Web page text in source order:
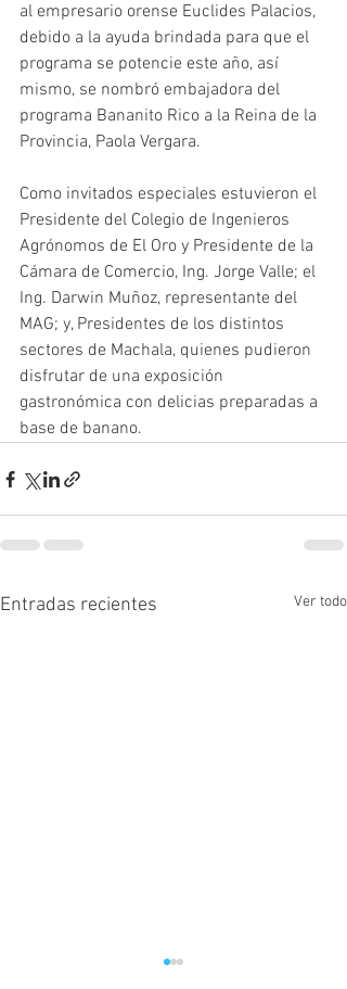
al empresario orense Euclides Palacios,
debido a la ayuda brindada para que el
programa se potencie este año, así
mismo, se nombró embajadora del
programa Bananito Rico a la Reina de la
Provincia, Paola Vergara.
Como invitados especiales estuvieron el
Presidente del Colegio de Ingenieros
Agrónomos de El Oro y Presidente de la
Cámara de Comercio, Ing. Jorge Valle; el
Ing. Darwin Muñoz, representante del
MAG; y, Presidentes de los distintos
sectores de Machala, quienes pudieron
disfrutar de una exposición
gastronómica con delicias preparadas a
base de banano.
Entradas recientes Ver todo